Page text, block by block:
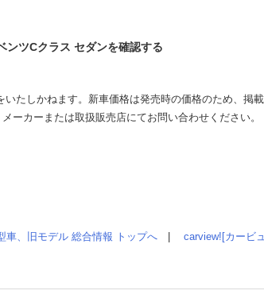
ツCクラス セダンを確認する
たしかねます。新車価格は発売時の価格のため、掲
ーカーまたは取扱販売店にてお問い合わせください。
車、旧モデル 総合情報 トップへ carview![カービ